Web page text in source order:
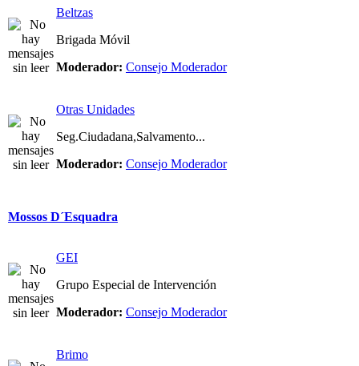
Beltzas
Brigada Móvil
Moderador: Consejo Moderador
Otras Unidades
Seg.Ciudadana,Salvamento...
Moderador: Consejo Moderador
Mossos D´Esquadra
GEI
Grupo Especial de Intervención
Moderador: Consejo Moderador
Brimo